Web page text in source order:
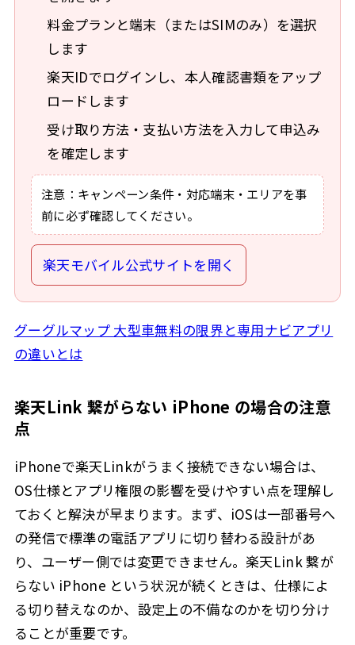
料金プランと端末（またはSIMのみ）を選択
します
楽天IDでログインし、本人確認書類をアップ
ロードします
受け取り方法・支払い方法を入力して申込み
を確定します
注意：キャンペーン条件・対応端末・エリアを事
前に必ず確認してください。
楽天モバイル公式サイトを開く
グーグルマップ 大型車無料の限界と専用ナビアプリ
の違いとは
楽天Link 繋がらない iPhone の場合の注意
点
iPhoneで楽天Linkがうまく接続できない場合は、
OS仕様とアプリ権限の影響を受けやすい点を理解し
ておくと解決が早まります。まず、iOSは一部番号へ
の発信で標準の電話アプリに切り替わる設計があ
り、ユーザー側では変更できません。楽天Link 繋が
らない iPhone という状況が続くときは、仕様によ
る切り替えなのか、設定上の不備なのかを切り分け
ることが重要です。